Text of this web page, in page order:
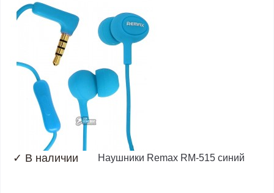
✓ В наличии Наушники Remax RM-515 синий